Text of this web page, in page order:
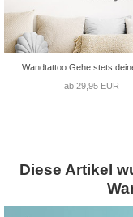
Wandtattoo Gehe stets
ab 29,95 EUR
Diese Artikel